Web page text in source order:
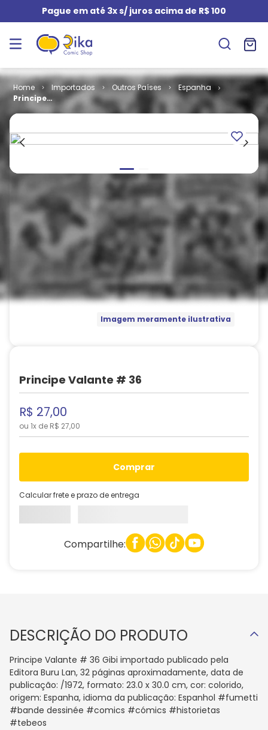
Pague em até 3x s/ juros acima de R$ 100
Importados Outros Países
Espanha
Principe
Valante # 36
Imagem meramente ilustrativa
Principe Valante # 36
R$ 27,00
ou 1x de R$ 27,00
comprar
Calcular frete e prazo de entrega
Compartilhe:
DESCRIÇÃO DO PRODUTO
Principe Valante # 36 Gibi importado publicado pela
Editora Buru Lan, 32 páginas aproximadamente, data de
publicação: /1972, formato: 23.0 x 30.0 cm, cor: colorido,
origem: Espanha, idioma da publicação: Espanhol #fumetti
#bande dessinée #comics #cómics #historietas
#tebeos